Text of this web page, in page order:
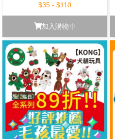
$35 - $110
加入購物車